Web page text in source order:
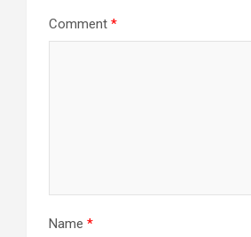
Comment *
Name *